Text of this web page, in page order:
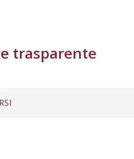
trasparente